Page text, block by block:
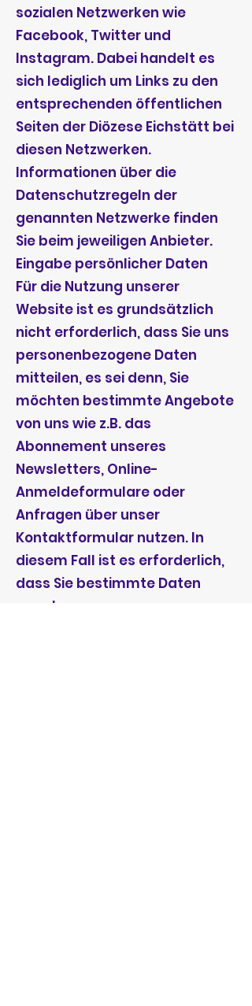
sozialen Netzwerken wie
Facebook, Twitter und
Instagram. Dabei handelt es
sich lediglich um Links zu den
entsprechenden öffentlichen
Seiten der Diözese Eichstätt bei
diesen Netzwerken.
Informationen über die
Datenschutzregeln der
genannten Netzwerke finden
Sie beim jeweiligen Anbieter.
Eingabe persönlicher Daten
Für die Nutzung unserer
Website ist es grundsätzlich
nicht erforderlich, dass Sie uns
personenbezogene Daten
mitteilen, es sei denn, Sie
möchten bestimmte Angebote
von uns wie z.B. das
Abonnement unseres
Newsletters, Online-
Anmeldeformulare oder
Anfragen über unser
Kontaktformular nutzen. In
diesem Fall ist es erforderlich,
dass Sie bestimmte Daten
angeben.